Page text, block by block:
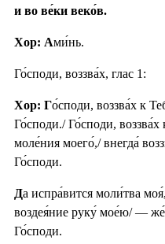
и во ве́ки веко́в.
Хор: Ами́нь.
Го́споди, воззва́х, глас 1:
Хор: Го́споди, воззва́х к
Го́споди./ Го́споди,
моле́ния моего́,/ внегда́
Го́споди.
Да испра́вится моли́тва
воздея́ние руку́ мое́ю/ —
Го́споди.